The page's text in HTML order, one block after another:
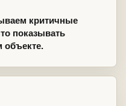
критичные
показывать
объекте.